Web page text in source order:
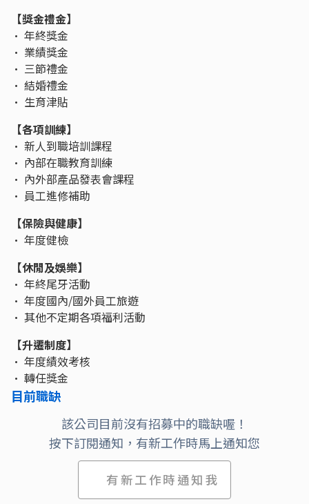
【獎金禮金】
• 年終獎金
• 業績獎金
• 三節禮金
• 結婚禮金
• 生育津貼
【各項訓練】
• 新人到職培訓課程
• 內部在職教育訓練
• 內外部產品發表會課程
• 員工進修補助
【保險與健康】
• 年度健檢
【休閒及娛樂】
• 年終尾牙活動
• 年度國內/國外員工旅遊
• 其他不定期各項福利活動
【升遷制度】
• 年度績效考核
• 轉任獎金
目前職缺
該公司目前沒有招募中的職缺喔！
按下訂閱通知，有新工作時馬上通知您
有新工作時通知我